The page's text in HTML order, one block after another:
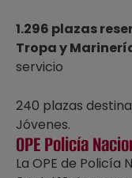
1.296 plazas
Tropa y
servicio
240 plazas
Jóvenes.
OPE Policía
La OPE de Policía